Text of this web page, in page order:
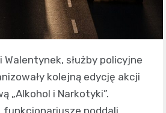
Walentynek, służby policyjne
kolejną edycję akcji
„Alkohol i Narkotyki”.